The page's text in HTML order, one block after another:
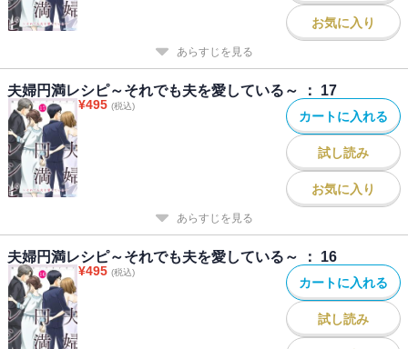
お気に入り
あらすじを見る
夫婦円満レシピ～それでも夫を愛している～ ： 17
¥495 (税込)
カートに入れる
試し読み
お気に入り
あらすじを見る
夫婦円満レシピ～それでも夫を愛している～ ： 16
¥495 (税込)
カートに入れる
試し読み